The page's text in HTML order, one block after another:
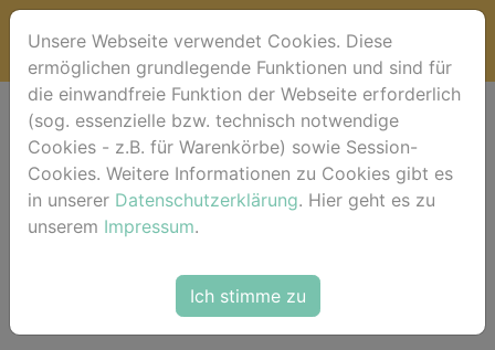
Warenkorb
Dein Warenkorb ist leer.
Unsere Webseite verwendet Cookies. Diese
ermöglichen grundlegende Funktionen und sind für
die einwandfreie Funktion der Webseite erforderlich
(sog. essenzielle bzw. technisch notwendige
Cookies - z.B. für Warenkörbe) sowie Session-
Cookies. Weitere Informationen zu Cookies gibt es
in unserer Datenschutzerklärung. Hier geht es zu
unserem Impressum.
Ich stimme zu